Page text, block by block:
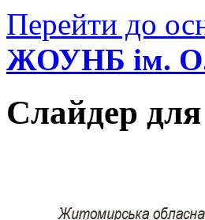
Перейти до
ЖОУНБ ім.
Слайдер для